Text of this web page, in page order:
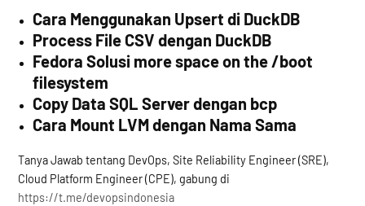
Cara Menggunakan Upsert di DuckDB
Process File CSV dengan DuckDB
Fedora Solusi more space on the /boot
filesystem
Copy Data SQL Server dengan bcp
Cara Mount LVM dengan Nama Sama
Tanya Jawab tentang DevOps, Site Reliability Engineer (SRE),
Cloud Platform Engineer (CPE), gabung di
https://t.me/devopsindonesia